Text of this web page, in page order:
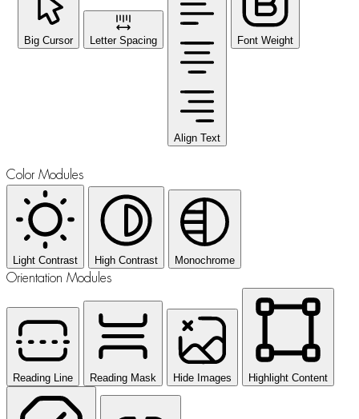
Big Cursor Letter Spacing
Align Text
Font Weight
Color Modules
Light Contrast High Contrast Monochrome
Orientation Modules
Reading Line Reading Mask Hide Images Highlight Content